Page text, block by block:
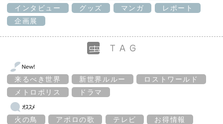
インタビュー
グッズ マンガ
レポート
企画展
来るべき世界 新世界ルルー
ロストワールド
メトロポリス
ドラマ
火の鳥 アポロの歌 テレビ お得情報